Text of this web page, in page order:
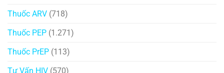
Thuốc ARV (718)
Thuốc PEP (1.271)
Thuốc PrEP (113)
Tư Vấn HIV (570)